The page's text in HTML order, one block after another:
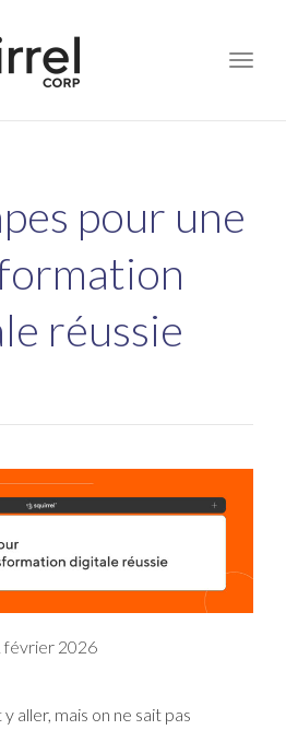
Toggle
pour une
réussie
février 2026
y aller, mais on ne sait pas